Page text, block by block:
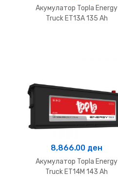
Акумулатор Topla Energy
Truck ET13A 135 Ah
8,866.00 ден
Акумулатор Topla Energy
Truck ET14M 143 Ah